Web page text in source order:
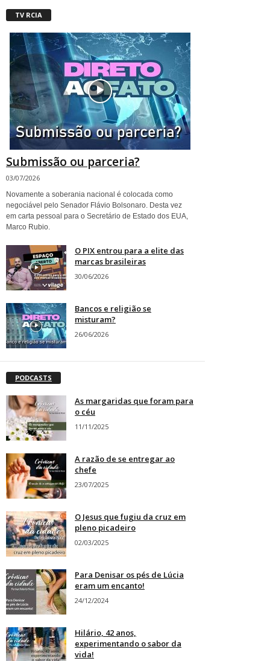
TV RCIA
Submissão ou parceria?
03/07/2026
Novamente a soberania nacional é colocada como
negociável pelo Senador Flávio Bolsonaro. Desta vez
em carta pessoal para o Secretário de Estado dos EUA,
Marco Rubio.
O PIX entrou para a elite das
marcas brasileiras
30/06/2026
Bancos e religião se
misturam?
26/06/2026
PODCASTS
As margaridas que foram para
o céu
11/11/2025
A razão de se entregar ao
chefe
23/07/2025
O Jesus que fugiu da cruz em
pleno picadeiro
02/03/2025
Para Denisar os pés de Lúcia
eram um encanto!
24/12/2024
Hilário, 42 anos,
experimentando o sabor da
vida!